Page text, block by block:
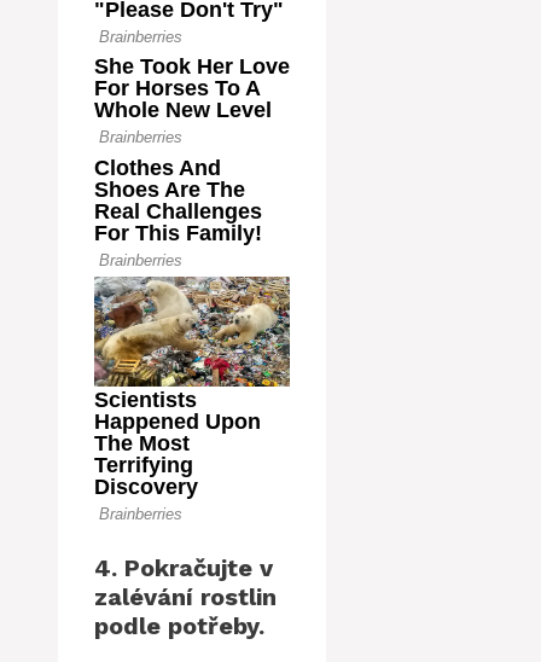
4. Pokračujte v
zalévání rostlin
podle potřeby.